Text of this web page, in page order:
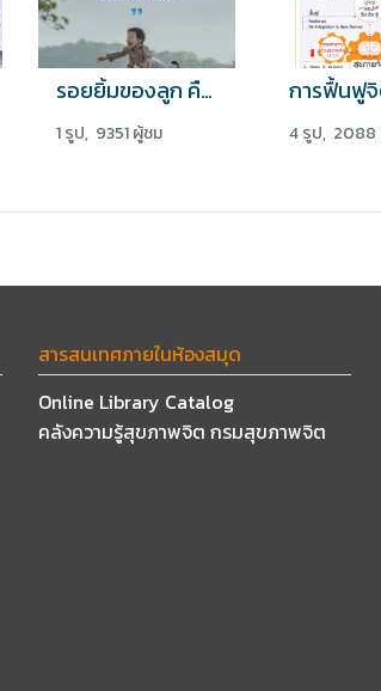
รอยยิ้มของลูก คือพลังของพ่อแม่
1 รูป, 9351 ผู้ชม 4 รูป, 2088
สารสนเทศภายในห้องสมุด
Online Library Catalog
คลังความรู้สุขภาพจิต กรมสุขภาพจิต